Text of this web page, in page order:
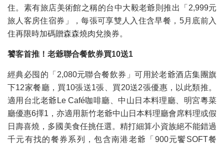
住。素有旅店美術館之稱的台中大毅老爺則推出「2,999元
旅人客房住宿券」，每張可享雙人入住含早餐，5月底前入
住再限時加碼贈森森燒肉兌換券。
饕客首推！老爺聯合餐飲券買10送1
經典必囤的「2,080元聯合餐飲券」可用於老爺酒店集團旗
下12家餐廳，買10張送1張、買20送2張優惠，以此類推。
適用台北老爺Le Café咖啡廳、中山日本料理廳、明宮粵菜
廳優惠6擇1，亦適用新竹老爺中山日本料理廳會席料理或假
日壽喜燒，多國美食任挑任選。精打細算小資族絕不能錯過
千元有找的餐券系列，包含南港老爺「900元饗SOFT餐